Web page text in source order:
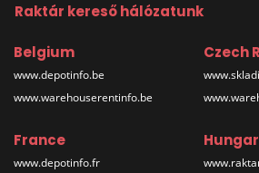
Raktár kereső hálózatunk
Belgium
www.depotinfo.be
www.warehouserentinfo.be
Czech
France
www.depotinfo.fr